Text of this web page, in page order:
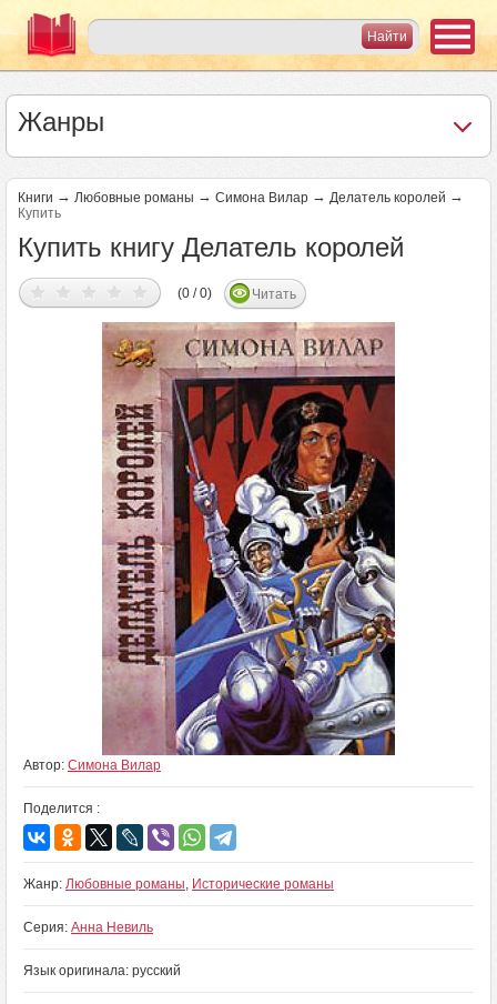
Жанры
Книги → Любовные романы → Симона Вилар → Делатель королей →
Купить
Купить книгу Делатель королей
(0 / 0) Читать
Автор: Симона Вилар
Поделится :
Жанр: Любовные романы, Исторические романы
Серия: Анна Невиль
Язык оригинала: русский